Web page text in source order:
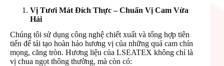
Vị Tươi Mát Đích Thực – Chuẩn Vị Cam Vừa
Hái
Chúng tôi sử dụng công nghệ chiết xuất và tổng hợp tiên
tiến để tái tạo hoàn hảo hương vị của những quả cam chín
mọng, căng tròn. Hương liệu của LSEATEX không chỉ là
vị chua ngọt thông thường, mà còn có: